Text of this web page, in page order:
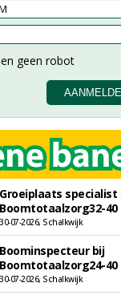
Groeiplaats specialist
Boomtotaalzorg32-40
30-07-2026, Schalkwijk
Boominspecteur bij
Boomtotaalzorg24-40
30-07-2026, Schalkwijk